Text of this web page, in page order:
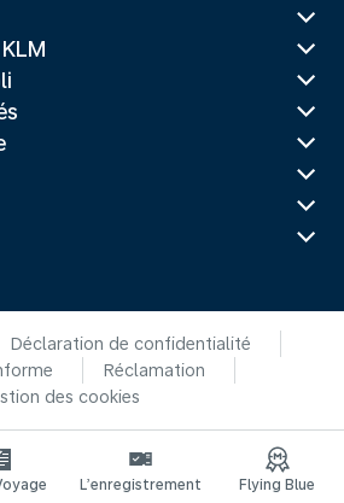
Déclaration de confidentialité
Réclamation
des cookies
L’enregistrement Flying Blue